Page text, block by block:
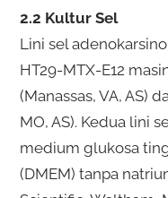
2.2 Kultur Sel
Lini sel
HT29-MTX-E12
(Manassas, VA, AS)
MO, AS). Kedua lini
medium glukosa
(DMEM) tanpa